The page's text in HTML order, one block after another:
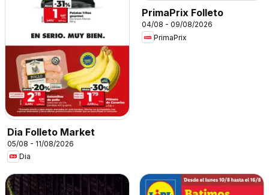
Dia Folleto Market
05/08 - 11/08/2026
Dia
PrimaPrix Folleto
04/08 - 09/08/2026
PrimaPrix